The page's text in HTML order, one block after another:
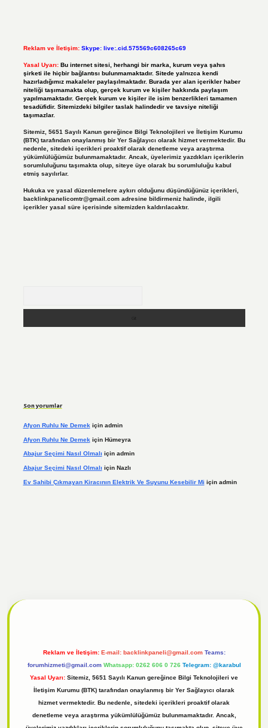
Reklam ve İletişim: Skype: live:.cid.575569c608265c69
Yasal Uyarı: Bu internet sitesi, herhangi bir marka, kurum veya şahıs
şirketi ile hiçbir bağlantısı bulunmamaktadır. Sitede yalnızca kendi
hazırladığımız makaleler paylaşılmaktadır. Burada yer alan içerikler haber
niteliği taşımamakta olup, gerçek kurum ve kişiler hakkında paylaşım
yapılmamaktadır. Gerçek kurum ve kişiler ile isim benzerlikleri tamamen
tesadüfidir. Sitemizdeki bilgiler taslak halindedir ve tavsiye niteliği
taşımazlar.
Sitemiz, 5651 Sayılı Kanun gereğince Bilgi Teknolojileri ve İletişim Kurumu
(BTK) tarafından onaylanmış bir Yer Sağlayıcı olarak hizmet vermektedir. Bu
nedenle, sitedeki içerikleri proaktif olarak denetleme veya araştırma
yükümlülüğümüz bulunmamaktadır. Ancak, üyelerimiz yazdıkları içeriklerin
sorumluluğunu taşımakta olup, siteye üye olarak bu sorumluluğu kabul
etmiş sayılırlar.
Hukuka ve yasal düzenlemelere aykırı olduğunu düşündüğünüz içerikleri,
backlinkpanelicomtr@gmail.comadresine bildirmeniz halinde, ilgili
içerikler yasal süre içerisinde sitemizden kaldırılacaktır.
Son yorumlar
Afyon Ruhlu Ne Demek için admin
Afyon Ruhlu Ne Demek için Hümeyra
Abajur Seçimi Nasıl Olmalı için admin
Abajur Seçimi Nasıl Olmalı için Nazlı
Ev Sahibi Çıkmayan Kiracının Elektrik Ve Suyunu Kesebilir Mi için admin
Reklam ve İletişim: E-mail: backlinkpaneli@gmail.com Teams:
forumhizmeti@gmail.com Whatsapp: 0262 606 0 726 Telegram: @karabul
Yasal Uyarı: Sitemiz, 5651 Sayılı Kanun gereğince Bilgi Teknolojileri ve
İletişim Kurumu (BTK) tarafından onaylanmış bir Yer Sağlayıcı olarak
hizmet vermektedir. Bu nedenle, sitedeki içerikleri proaktif olarak
denetleme veya araştırma yükümlülüğümüz bulunmamaktadır. Ancak,